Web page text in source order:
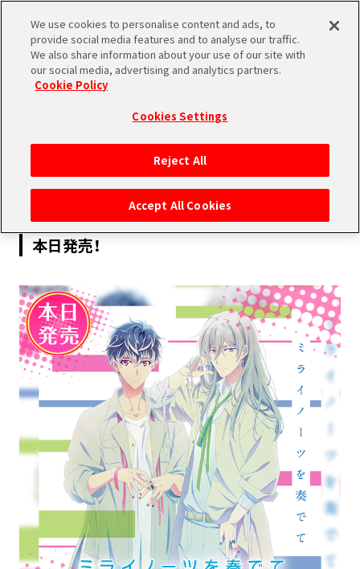
2020.08.26
MUSIC
【CD情報】Re:vale「ミライノーツを奏でて」
本日発売！
We use cookies to personalise content and ads, to
provide social media features and to analyse our traffic.
We also share information about your use of our site with
our social media, advertising and analytics partners.
Cookie Policy
Cookies Settings
Reject All
Accept All Cookies